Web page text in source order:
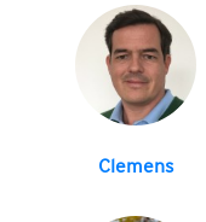
Clemens